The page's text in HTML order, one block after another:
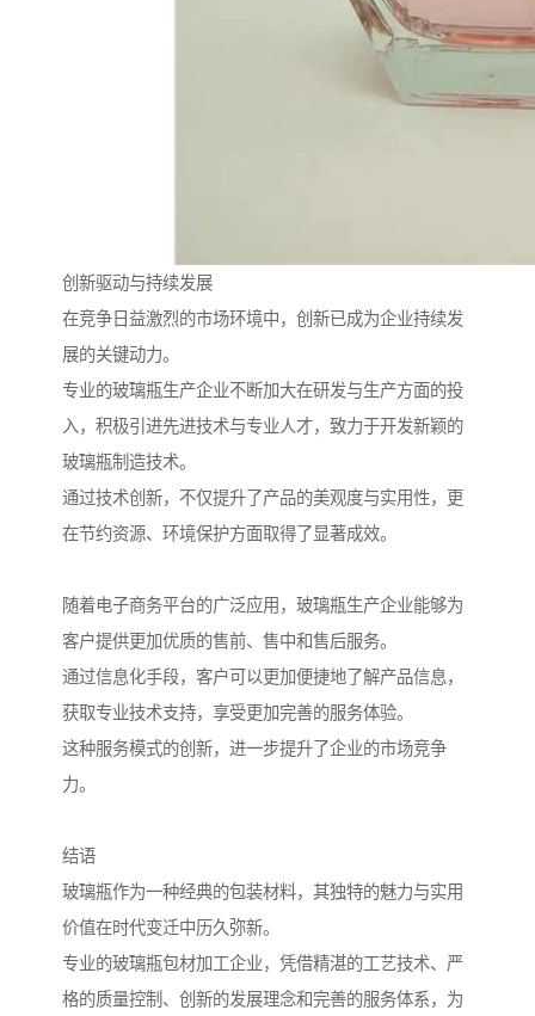
创新驱动与持续发展
在竞争日益激烈的市场环境中，创新已成为企业持续发
展的关键动力。
专业的玻璃瓶生产企业不断加大在研发与生产方面的投
入，积极引进先进技术与专业人才，致力于开发新颖的
玻璃瓶制造技术。
通过技术创新，不仅提升了产品的美观度与实用性，更
在节约资源、环境保护方面取得了显著成效。
随着电子商务平台的广泛应用，玻璃瓶生产企业能够为
客户提供更加优质的售前、售中和售后服务。
通过信息化手段，客户可以更加便捷地了解产品信息，
获取专业技术支持，享受更加完善的服务体验。
这种服务模式的创新，进一步提升了企业的市场竞争
力。
结语
玻璃瓶作为一种经典的包装材料，其独特的魅力与实用
价值在时代变迁中历久弥新。
专业的玻璃瓶包材加工企业，凭借精湛的工艺技术、严
格的质量控制、创新的发展理念和完善的服务体系，为